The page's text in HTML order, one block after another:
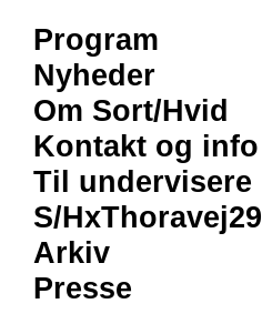
Program
Nyheder
Om Sort/Hvid
Kontakt og info
Til undervisere
S/HxThoravej29
Arkiv
Presse